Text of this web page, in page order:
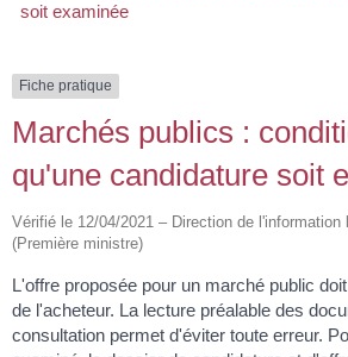
soit examinée
Fiche pratique
Marchés publics :
qu'une candidature soit
Vérifié le 12/04/2021 – Direction de
(Première ministre)
L'offre proposée pour un marché public
de l'acheteur. La lecture préalable des
consultation permet d'éviter toute erreur.